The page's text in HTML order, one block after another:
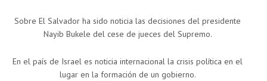
Sobre El Salvador ha sido noticia las decisiones del presidente
Nayib Bukele del cese de jueces del Supremo.
En el país de Israel es noticia internacional la crisis política en el
lugar en la formación de un gobierno.